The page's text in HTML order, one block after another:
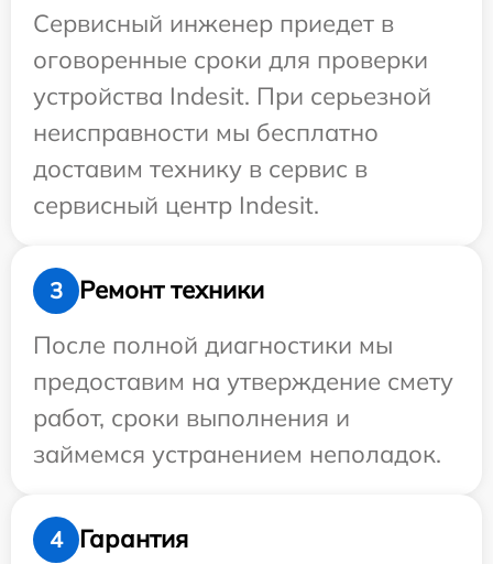
Сервисный инженер приедет в
оговоренные сроки для проверки
устройства Indesit. При серьезной
неисправности мы бесплатно
доставим технику в сервис в
сервисный центр Indesit.
3
Ремонт техники
После полной диагностики мы
предоставим на утверждение смету
работ, сроки выполнения и
займемся устранением неполадок.
4 Гарантия